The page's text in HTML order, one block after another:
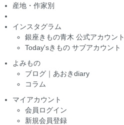
産地・作家別
インスタグラム
銀座きもの青木 公式アカウント
Today'sきもの サブアカウント
よみもの
ブログ｜あおきdiary
コラム
マイアカウント
会員ログイン
新規会員登録